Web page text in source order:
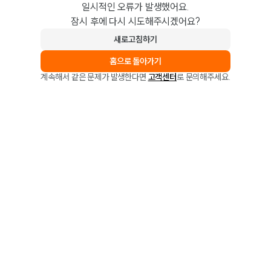
일시적인 오류가 발생했어요.
잠시 후에 다시 시도해주시겠어요?
새로고침하기
홈으로 돌아가기
계속해서 같은 문제가 발생한다면 고객센터로 문의해주세요.